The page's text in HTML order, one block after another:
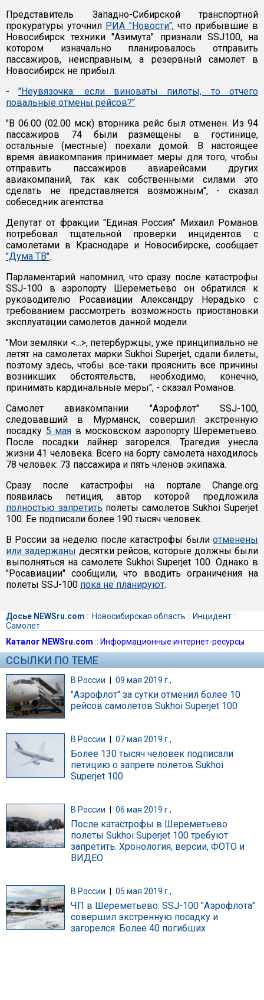
Представитель Западно-Сибирской транспортной
прокуратуры уточнил РИА "Новости", что прибывшие в
Новосибирск техники "Азимута" признали SSJ100, на
котором изначально планировалось отправить
пассажиров, неисправным, а резервный самолет в
Новосибирск не прибыл.
-"Неувязочка: если виноваты пилоты, то отчего
повальные отмены рейсов?"
"В 06.00 (02.00 мск) вторника рейс был отменен. Из 94
пассажиров 74 были размещены в гостинице,
остальные (местные) поехали домой. В настоящее
время авиакомпания принимает меры для того, чтобы
отправить пассажиров авиарейсами других
авиакомпаний, так как собственными силами это
сделать не представляется возможным", - сказал
собеседник агентства.
Депутат от фракции "Единая Россия" Михаил Романов
потребовал тщательной проверки инцидентов с
самолетами в Краснодаре и Новосибирске, сообщает
"Дума ТВ".
Парламентарий напомнил, что сразу после катастрофы
SSJ-100 в аэропорту Шереметьево он обратился к
руководителю Росавиации Александру Нерадько с
требованием рассмотреть возможность приостановки
эксплуатации самолетов данной модели.
"Мои земляки <...>, петербуржцы, уже принципиально не
летят на самолетах марки Sukhoi Superjet, сдали билеты,
поэтому здесь, чтобы все-таки прояснить все причины
возникших обстоятельств, необходимо, конечно,
принимать кардинальные меры", - сказал Романов.
Самолет авиакомпании "Аэрофлот" SSJ-100,
следовавший в Мурманск, совершил экстренную
посадку 5 мая в московском аэропорту Шереметьево.
После посадки лайнер загорелся. Трагедия унесла
жизни 41 человека. Всего на борту самолета находилось
78 человек: 73 пассажира и пять членов экипажа.
Сразу после катастрофы на портале Change.org
появилась петиция, автор которой предложила
полностью запретить полеты самолетов Sukhoi Superjet
100. Ее подписали более 190 тысяч человек.
В России за неделю после катастрофы были отменены
или задержаны десятки рейсов, которые должны были
выполняться на самолете Sukhoi Superjet 100. Однако в
"Росавиации" сообщили, что вводить ограничения на
полеты SSJ-100 пока не планируют.
Досье NEWSru.com :: Новосибирская область :: Инцидент::
Самолет
Каталог NEWSru.com :: Информационные интернет-ресурсы
ССЫЛКИ ПО ТЕМЕ
В России | 09 мая 2019 г.,
"Аэрофлот" за сутки отменил более 10
рейсов самолетов Sukhoi Superjet 100
В России 07 мая 2019 г.,
Более 130 тысяч человек подписали
петицию о запрете полетов Sukhoi
Superjet 100
В России 06 мая 2019 г.,
После катастрофы в Шереметьево
полеты Sukhoi Superjet 100 требуют
запретить. Хронология, версии, ФОТО и
ВИДЕО
В России 05 мая 2019 г.,
ЧП в Шереметьево: SSJ-100 "Аэрофлота"
совершил экстренную посадку и
загорелся. Более 40 погибших